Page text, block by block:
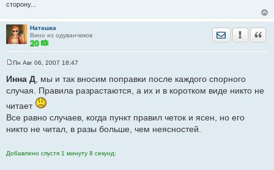
сторону...
Наташка
Вино из одуванчиков
Отправить
о
б
щ
е
и
е
Пн Авг 06, 2007 18:47
Инна Д , мы и так вносим поправки после каждого спорного
случая. Правила разрастаются, а их и в коротком виде никто не
читает
Все равно случаев, когда пункт правил четок и ясен, но его
никто не читал, в разы больше, чем неясностей.
Добавлено спустя 1 минуту 8 секунд: